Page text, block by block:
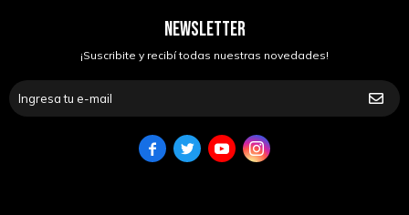
NEWSLETTER
¡Suscribite y recibí todas nuestras novedades!
   